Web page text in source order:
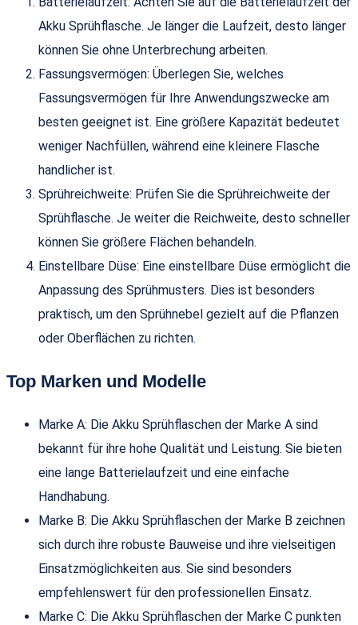
Akku Sprühflasche. Je länger die Laufzeit, desto länger
können Sie ohne Unterbrechung arbeiten.
Fassungsvermögen: Überlegen Sie, welches
Fassungsvermögen für Ihre Anwendungszwecke am
besten geeignet ist. Eine größere Kapazität bedeutet
weniger Nachfüllen, während eine kleinere Flasche
handlicher ist.
Sprühreichweite: Prüfen Sie die Sprühreichweite der
Sprühflasche. Je weiter die Reichweite, desto schneller
können Sie größere Flächen behandeln.
Einstellbare Düse: Eine einstellbare Düse ermöglicht die
Anpassung des Sprühmusters. Dies ist besonders
praktisch, um den Sprühnebel gezielt auf die Pflanzen
oder Oberflächen zu richten.
Top Marken und Modelle
Marke A: Die Akku Sprühflaschen der Marke A sind
bekannt für ihre hohe Qualität und Leistung. Sie bieten
eine lange Batterielaufzeit und eine einfache
Handhabung.
Marke B: Die Akku Sprühflaschen der Marke B zeichnen
sich durch ihre robuste Bauweise und ihre vielseitigen
Einsatzmöglichkeiten aus. Sie sind besonders
empfehlenswert für den professionellen Einsatz.
Marke C: Die Akku Sprühflaschen der Marke C punkten